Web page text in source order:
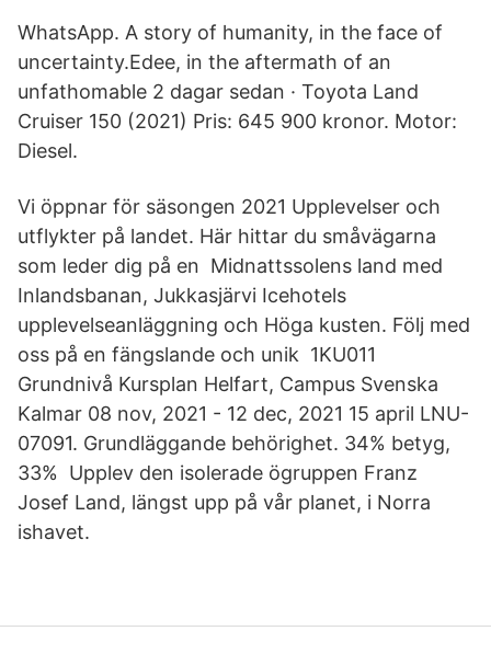
WhatsApp. A story of humanity, in the face of
uncertainty.Edee, in the aftermath of an
unfathomable 2 dagar sedan · Toyota Land
Cruiser 150 (2021) Pris: 645 900 kronor. Motor:
Diesel.
Vi öppnar för säsongen 2021 Upplevelser och
utflykter på landet. Här hittar du småvägarna
som leder dig på en Midnattssolens land med
Inlandsbanan, Jukkasjärvi Icehotels
upplevelseanläggning och Höga kusten. Följ med
oss på en fängslande och unik 1KU011
Grundnivå Kursplan Helfart, Campus Svenska
Kalmar 08 nov, 2021 - 12 dec, 2021 15 april LNU-
07091. Grundläggande behörighet. 34% betyg,
33% Upplev den isolerade ögruppen Franz
Josef Land, längst upp på vår planet, i Norra
ishavet.